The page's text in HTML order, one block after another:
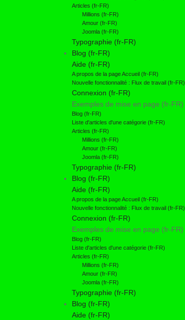
Articles (fr-FR)
Millions (fr-FR)
Amour (fr-FR)
Joomla (fr-FR)
Typographie (fr-FR)
Blog (fr-FR)
Aide (fr-FR)
A propos de la page Accueil (fr-FR)
Nouvelle fonctionnalité : Flux de travail (fr-FR)
Connexion (fr-FR)
Exemples de mise en page (fr-FR)
Blog (fr-FR)
Liste d'articles d'une catégorie (fr-FR)
Articles (fr-FR)
Millions (fr-FR)
Amour (fr-FR)
Joomla (fr-FR)
Typographie (fr-FR)
Blog (fr-FR)
Aide (fr-FR)
A propos de la page Accueil (fr-FR)
Nouvelle fonctionnalité : Flux de travail (fr-FR)
Connexion (fr-FR)
Exemples de mise en page (fr-FR)
Blog (fr-FR)
Liste d'articles d'une catégorie (fr-FR)
Articles (fr-FR)
Millions (fr-FR)
Amour (fr-FR)
Joomla (fr-FR)
Typographie (fr-FR)
Blog (fr-FR)
Aide (fr-FR)